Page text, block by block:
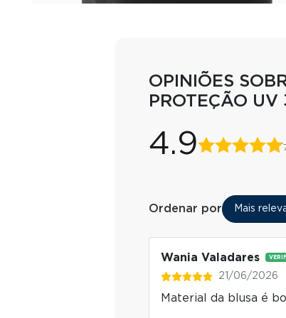
OPINIÕES
PROTEÇÃO UV
4.9
Ordenar por Mais
Wania Valadares
21/06/2026
Material da blusa é